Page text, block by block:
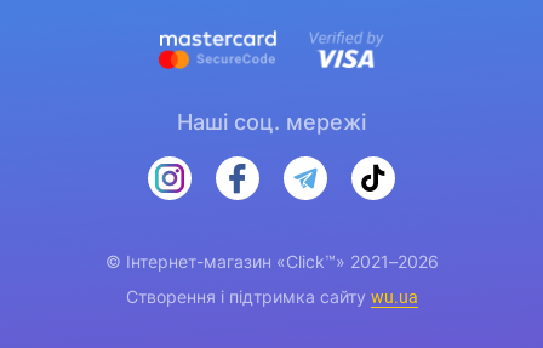
Наші соц. мережі
© Інтернет-магазин «Click™» 2021–2026
Створення і підтримка сайту wu.ua